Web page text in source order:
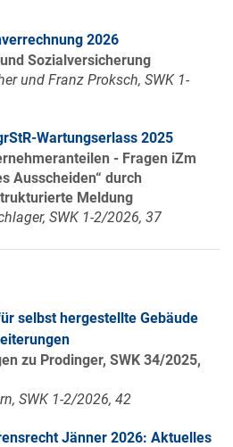
2026
Sozialversicherung
und Franz Proksch, SWK 1-
Wartungserlass 2025
- Fragen iZm
Ausscheiden“ durch
Meldung
SWK 1-2/2026, 37
selbst hergestellte Gebäude
zu Prodinger, SWK 34/2025,
SWK 1-2/2026, 42
Jänner 2026: Aktuelles